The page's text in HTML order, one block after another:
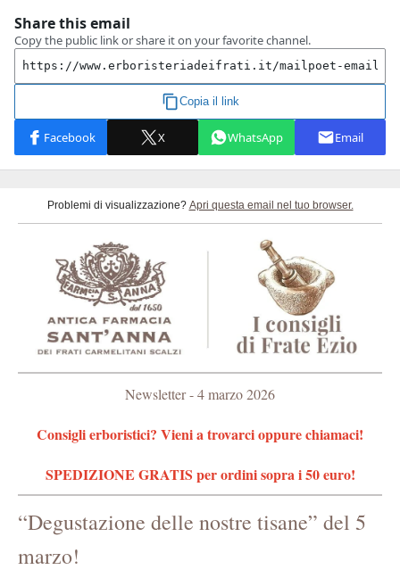
Problemi di visualizzazione? Apri questa email nel tuo browser.
Newsletter - 4 marzo 2026
Consigli erboristici? Vieni a trovarci oppure chiamaci!
SPEDIZIONE GRATIS per ordini sopra i 50 euro!
“Degustazione delle nostre tisane” del 5
marzo!